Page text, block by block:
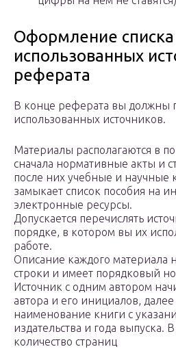
Оформление списка
использованных
реферата
В конце реферата вы должны
использованных источников.
Материалы располагаются в
сначала нормативные акты и
после них учебные и научные
замыкает список пособия на
электронные ресурсы.
Допускается перечислять
порядке, в котором вы их
работе.
Описание каждого материала
строки и имеет порядковый
Источник с одним автором
автора и его инициалов, далее
наименование книги с
издательства и года выпуска.
количество страниц